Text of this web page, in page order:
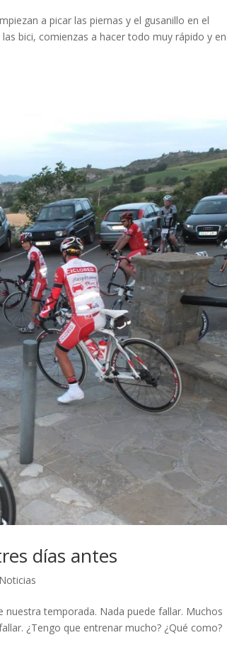
a picar las piernas y el gusanillo en el
bici, comienzas a hacer todo muy rápido y
días antes
Noticias
temporada. Nada puede fallar. Muchos
¿Tengo que entrenar mucho? ¿Qué como?